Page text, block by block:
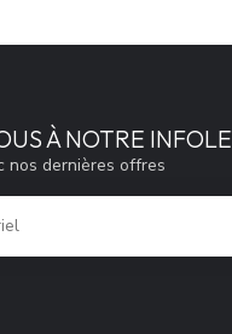
À NOTRE
nos dernières offres